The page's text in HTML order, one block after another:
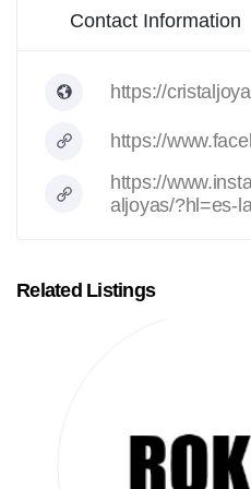
Contact Information
https://
https://
https://
aljoyas/?hl=es-la
Related Listings